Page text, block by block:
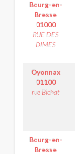
Bourg-en-
Bresse
01000
RUE DES
DIMES
Oyonnax
01100
rue Bichat
Bourg-en-
Bresse